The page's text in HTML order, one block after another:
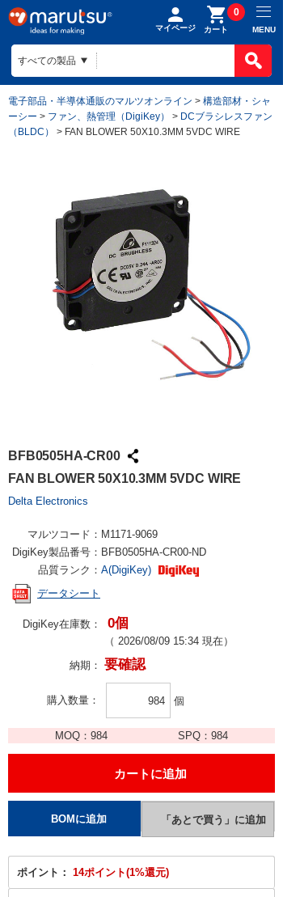
マイページ カート
0
MENU
電子部品・半導体通販のマルツオンライン > 構造部材・シャ
ーシー > ファン、熱管理（DigiKey） > DCブラシレスファン
（BLDC）
> FAN BLOWER 50X10.3MM 5VDC WIRE
BFB0505HA-CR00
FAN BLOWER 50X10.3MM 5VDC WIRE
Delta Electronics
マルツコード： M1171-9069
DigiKey製品番号： BFB0505HA-CR00-ND
品質ランク： A(DigiKey)
データシート
DigiKey在庫数： 0個
（ 2026/08/09 15:34 現在）
納期： 要確認
購入数量 個
MOQ：984 SPQ： 984
ポイント： 14ポイント(1%還元)